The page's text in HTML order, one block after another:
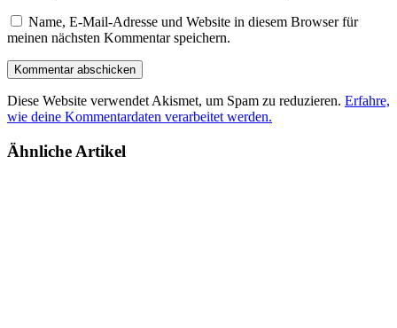
Name, E-Mail-Adresse und Website in diesem Browser für
meinen nächsten Kommentar speichern.
Diese Website verwendet Akismet, um Spam zu reduzieren. Erfahre,
wie deine Kommentardaten verarbeitet werden.
Ähnliche Artikel